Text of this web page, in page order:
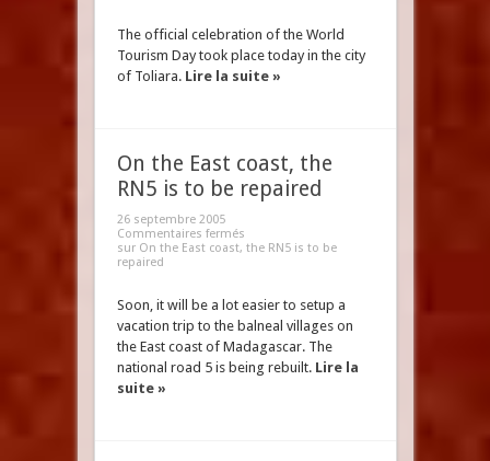
The official celebration of the World
Tourism Day took place today in the city
of Toliara. Lire la suite »
On the East coast, the
RN5 is to be repaired
26 septembre 2005
Commentaires fermés
sur On the East coast, the RN5 is to be
repaired
Soon, it will be a lot easier to setup a
vacation trip to the balneal villages on
the East coast of Madagascar. The
national road 5 is being rebuilt. Lire la
suite »